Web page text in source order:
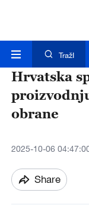
TražI
Hrvatska
obrane
2025-10-06
Share